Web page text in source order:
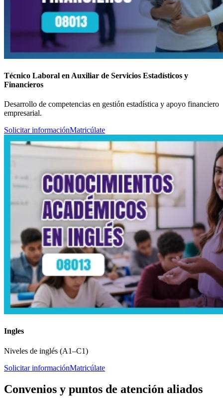
Técnico Laboral en Auxiliar de Servicios Estadísticos y
Financieros
Desarrollo de competencias en gestión estadística y apoyo financiero
empresarial.
Solicitar informaciónMatricúlate
Ingles
Niveles de inglés (A1–C1)
Solicitar informaciónMatricúlate
Convenios y puntos de atención aliados